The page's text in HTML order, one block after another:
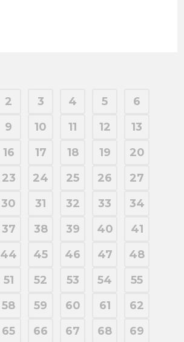
2 3 4 5
6
9 10 11 12
13
16 17 18 19
20
23 24 25 26
27
30 31 32 33
34
37 38 39 40
41
44 45 46 47
48
51 52 53 54
55
58 59 60 61
62
65 66 67 68
69